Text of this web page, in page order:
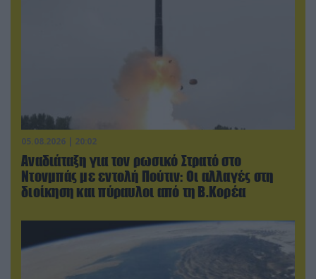
05.08.2026 | 20:02
Αναδιάταξη για τον ρωσικό Στρατό στο
Ντονμπάς με εντολή Πούτιν: Οι αλλαγές στη
διοίκηση και πύραυλοι από τη Β.Κορέα